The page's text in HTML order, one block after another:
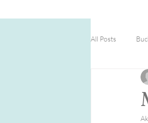
All Posts
literarische